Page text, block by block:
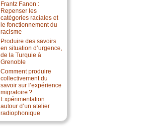
Frantz Fanon :
Repenser les
catégories raciales et
le fonctionnement du
racisme
Produire des savoirs
en situation d’urgence,
de la Turquie à
Grenoble
Comment produire
collectivement du
savoir sur l’expérience
migratoire ?
Expérimentation
autour d’un atelier
radiophonique